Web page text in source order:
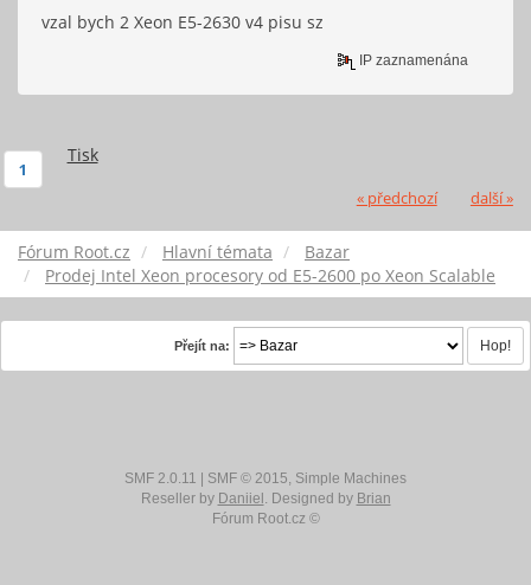
vzal bych 2 Xeon E5-2630 v4 pisu sz
IP zaznamenána
Tisk
1
« předchozí další »
Fórum Root.cz Hlavní témata
Bazar
Prodej Intel Xeon procesory od E5-2600 po Xeon Scalable
Přejít na:
SMF 2.0.11 SMF © 2015, Simple Machines
Reseller by Daniiel . Designed by Brian
Fórum Root.cz ©